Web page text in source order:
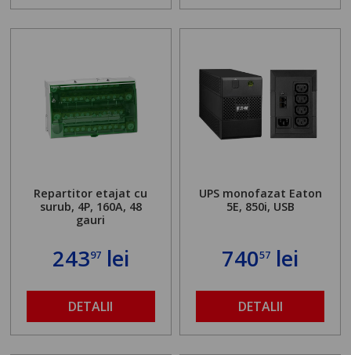
Repartitor etajat cu
surub, 4P, 160A, 48
gauri
24397lei
DETALII
UPS monofazat Eaton
5E, 850i, USB
74057 lei
DETALII